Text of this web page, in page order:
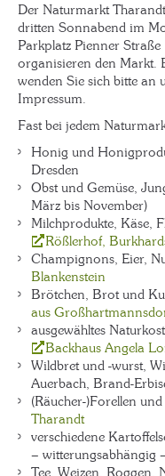
Der Naturmarkt
dritten Sonnabend im
Parkplatz Pienner
organisieren den Markt.
wenden Sie sich bitte an
Impressum.
Fast bei jedem
Honig und
Dresden
Obst und Gemüse,
März bis November)
Milchprodukte, Käse,
Rößlerhof,
Champignons, Eier,
Blankenstein
Brötchen, Brot und
aus
ausgewähltes
Backhaus Angela
Wildbret und -wurst,
Auerbach, Brand-
(Räucher-)Forellen
Tharandt
verschiedene
– witterungsabhängig